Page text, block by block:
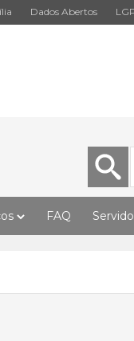
Dados Abertos
FAQ